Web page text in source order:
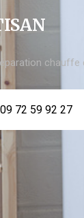
chauffe
09 72 59 92 27